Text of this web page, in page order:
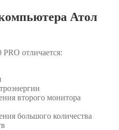
Атол
отличается:
второго монитора
большого количества